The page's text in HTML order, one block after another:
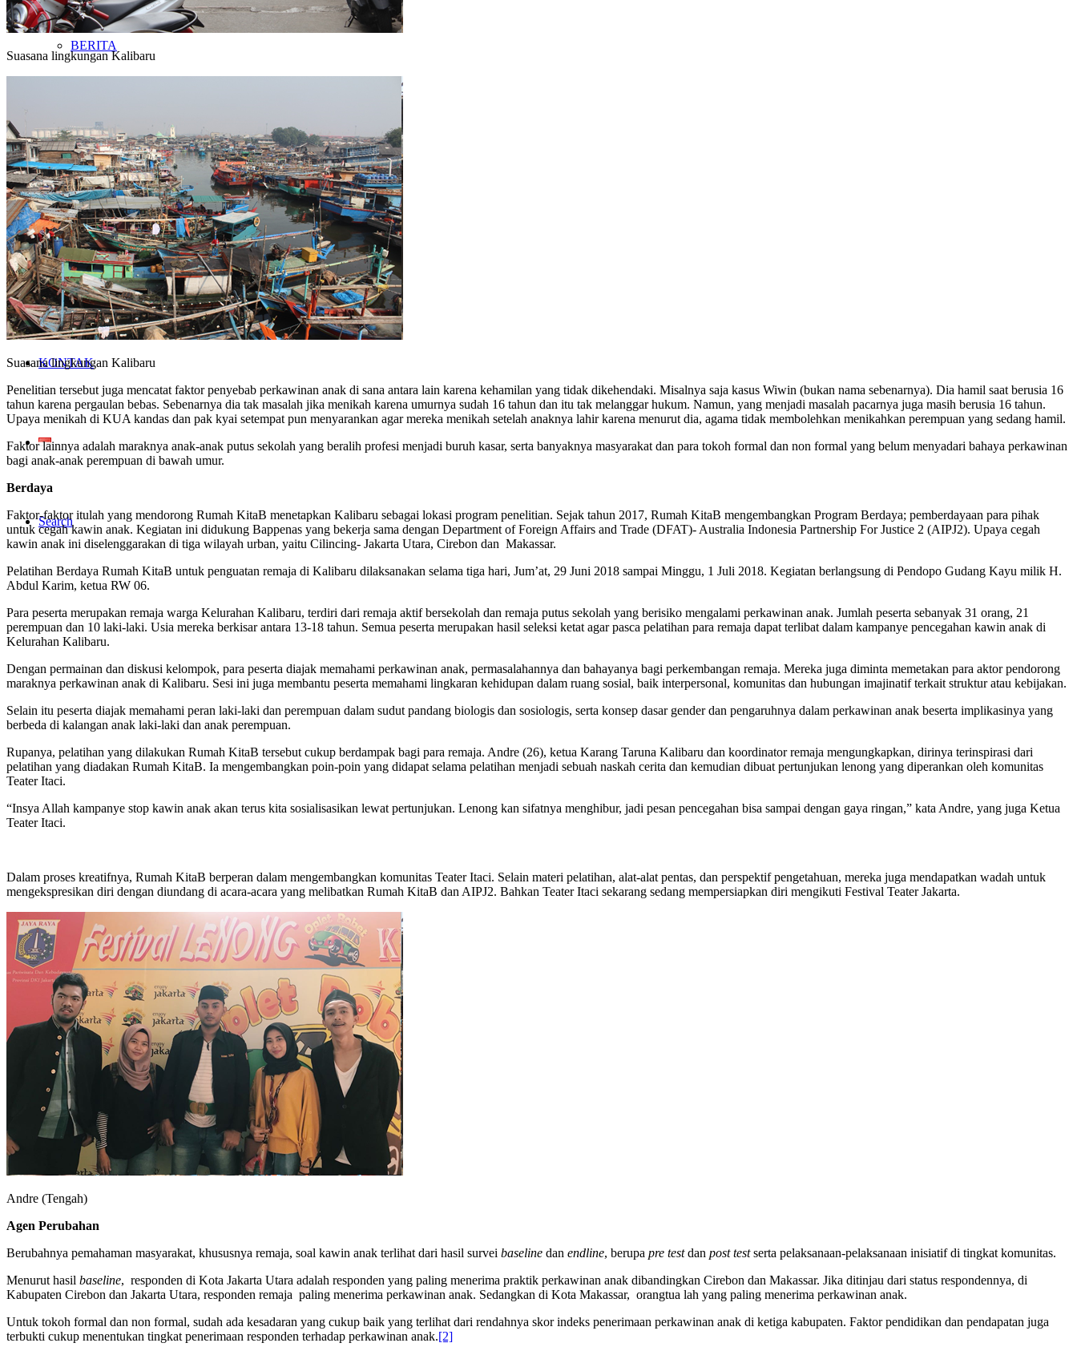
BERITA
JADWAL
LIPUTAN MEDIA
GALERI
KONTAK
Search
Suasana lingkungan Kalibaru
Suasana lingkungan Kalibaru
Penelitian tersebut juga mencatat faktor penyebab perkawinan anak di sana antara lain karena kehamilan yang tidak dikehendaki. Misalnya saja kasus Wiwin (bukan nama sebenarnya). Dia hamil saat berusia 16
tahun karena pergaulan bebas. Sebenarnya dia tak masalah jika menikah karena umurnya sudah 16 tahun dan itu tak melanggar hukum. Namun, yang menjadi masalah pacarnya juga masih berusia 16 tahun.
Upaya menikah di KUA kandas dan pak kyai setempat pun menyarankan agar mereka menikah setelah anaknya lahir karena menurut dia, agama tidak membolehkan menikahkan perempuan yang sedang hamil.
Faktor lainnya adalah maraknya anak-anak putus sekolah yang beralih profesi menjadi buruh kasar, serta banyaknya masyarakat dan para tokoh formal dan non formal yang belum menyadari bahaya perkawinan
bagi anak-anak perempuan di bawah umur.
Berdaya
Faktor-faktor itulah yang mendorong Rumah KitaB menetapkan Kalibaru sebagai lokasi program penelitian. Sejak tahun 2017, Rumah KitaB mengembangkan Program Berdaya; pemberdayaan para pihak
untuk cegah kawin anak. Kegiatan ini didukung Bappenas yang bekerja sama dengan Department of Foreign Affairs and Trade (DFAT)- Australia Indonesia Partnership For Justice 2 (AIPJ2). Upaya cegah
kawin anak ini diselenggarakan di tiga wilayah urban, yaitu Cilincing- Jakarta Utara, Cirebon dan Makassar.
Pelatihan Berdaya Rumah KitaB untuk penguatan remaja di Kalibaru dilaksanakan selama tiga hari, Jum’at, 29 Juni 2018 sampai Minggu, 1 Juli 2018. Kegiatan berlangsung di Pendopo Gudang Kayu milik H.
Abdul Karim, ketua RW 06.
Para peserta merupakan remaja warga Kelurahan Kalibaru, terdiri dari remaja aktif bersekolah dan remaja putus sekolah yang berisiko mengalami perkawinan anak. Jumlah peserta sebanyak 31 orang, 21
perempuan dan 10 laki-laki. Usia mereka berkisar antara 13-18 tahun. Semua peserta merupakan hasil seleksi ketat agar pasca pelatihan para remaja dapat terlibat dalam kampanye pencegahan kawin anak di
Kelurahan Kalibaru.
Dengan permainan dan diskusi kelompok, para peserta diajak memahami perkawinan anak, permasalahannya dan bahayanya bagi perkembangan remaja. Mereka juga diminta memetakan para aktor pendorong
maraknya perkawinan anak di Kalibaru. Sesi ini juga membantu peserta memahami lingkaran kehidupan dalam ruang sosial, baik interpersonal, komunitas dan hubungan imajinatif terkait struktur atau kebijakan.
Selain itu peserta diajak memahami peran laki-laki dan perempuan dalam sudut pandang biologis dan sosiologis, serta konsep dasar gender dan pengaruhnya dalam perkawinan anak beserta implikasinya yang
berbeda di kalangan anak laki-laki dan anak perempuan.
Rupanya, pelatihan yang dilakukan Rumah KitaB tersebut cukup berdampak bagi para remaja. Andre (26), ketua Karang Taruna Kalibaru dan koordinator remaja mengungkapkan, dirinya terinspirasi dari
pelatihan yang diadakan Rumah KitaB. Ia mengembangkan poin-poin yang didapat selama pelatihan menjadi sebuah naskah cerita dan kemudian dibuat pertunjukan lenong yang diperankan oleh komunitas
Teater Itaci.
“Insya Allah kampanye stop kawin anak akan terus kita sosialisasikan lewat pertunjukan. Lenong kan sifatnya menghibur, jadi pesan pencegahan bisa sampai dengan gaya ringan,” kata Andre, yang juga Ketua
Teater Itaci.
Dalam proses kreatifnya, Rumah KitaB berperan dalam mengembangkan komunitas Teater Itaci. Selain materi pelatihan, alat-alat pentas, dan perspektif pengetahuan, mereka juga mendapatkan wadah untuk
mengekspresikan diri dengan diundang di acara-acara yang melibatkan Rumah KitaB dan AIPJ2. Bahkan Teater Itaci sekarang sedang mempersiapkan diri mengikuti Festival Teater Jakarta.
Andre (Tengah)
Agen Perubahan
Berubahnya pemahaman masyarakat, khususnya remaja, soal kawin anak terlihat dari hasil survei baseline dan endline, berupa pre testdan post testserta pelaksanaan-pelaksanaan inisiatif di tingkat komunitas.
Menurut hasil baseline, responden di Kota Jakarta Utara adalah responden yang paling menerima praktik perkawinan anak dibandingkan Cirebon dan Makassar. Jika ditinjau dari status respondennya, di
Kabupaten Cirebon dan Jakarta Utara, responden remaja paling menerima perkawinan anak. Sedangkan di Kota Makassar, orangtua lah yang paling menerima perkawinan anak.
Untuk tokoh formal dan non formal, sudah ada kesadaran yang cukup baik yang terlihat dari rendahnya skor indeks penerimaan perkawinan anak di ketiga kabupaten. Faktor pendidikan dan pendapatan juga
terbukti cukup menentukan tingkat penerimaan responden terhadap perkawinan anak.[2]